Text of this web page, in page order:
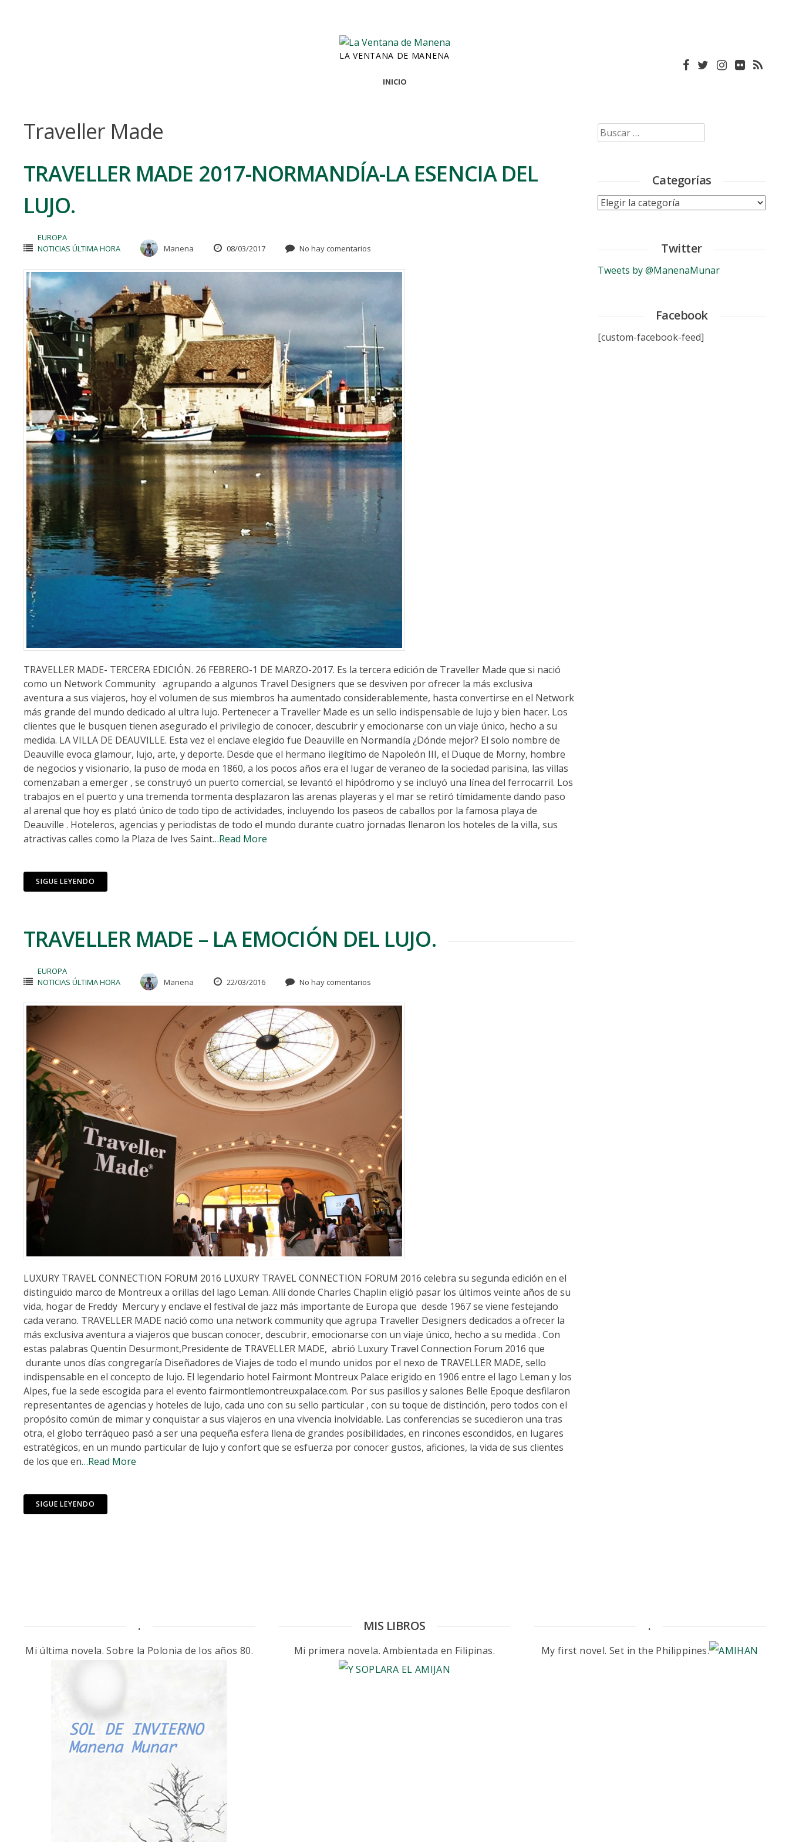
LA VENTANA DE MANENA
INICIO
Traveller Made
TRAVELLER MADE 2017-NORMANDÍA-LA ESENCIA DEL
LUJO.
EUROPA
NOTICIAS ÚLTIMA HORA
Manena 08/03/2017 No hay comentarios
TRAVELLER MADE- TERCERA EDICIÓN. 26 FEBRERO-1 DE MARZO-2017. Es la tercera edición de Traveller Made que si nació
como un Network Community agrupando a algunos Travel Designers que se desviven por ofrecer la más exclusiva
aventura a sus viajeros, hoy el volumen de sus miembros ha aumentado considerablemente, hasta convertirse en el Network
más grande del mundo dedicado al ultra lujo. Pertenecer a Traveller Made es un sello indispensable de lujo y bien hacer. Los
clientes que le busquen tienen asegurado el privilegio de conocer, descubrir y emocionarse con un viaje único, hecho a su
medida. LA VILLA DE DEAUVILLE. Esta vez el enclave elegido fue Deauville en Normandía ¿Dónde mejor? El solo nombre de
Deauville evoca glamour, lujo, arte, y deporte. Desde que el hermano ilegítimo de Napoleón III, el Duque de Morny, hombre
de negocios y visionario, la puso de moda en 1860, a los pocos años era el lugar de veraneo de la sociedad parisina, las villas
comenzaban a emerger , se construyó un puerto comercial, se levantó el hipódromo y se incluyó una línea del ferrocarril. Los
trabajos en el puerto y una tremenda tormenta desplazaron las arenas playeras y el mar se retiró tímidamente dando paso
al arenal que hoy es plató único de todo tipo de actividades, incluyendo los paseos de caballos por la famosa playa de
Deauville . Hoteleros, agencias y periodistas de todo el mundo durante cuatro jornadas llenaron los hoteles de la villa, sus
atractivas calles como la Plaza de Ives Saint…Read More
SIGUE LEYENDO
TRAVELLER MADE – LA EMOCIÓN DEL LUJO.
EUROPA
NOTICIAS ÚLTIMA HORA
Manena 22/03/2016 No hay comentarios
LUXURY TRAVEL CONNECTION FORUM 2016 LUXURY TRAVEL CONNECTION FORUM 2016 celebra su segunda edición en el
distinguido marco de Montreux a orillas del lago Leman. Allí donde Charles Chaplin eligió pasar los últimos veinte años de su
vida, hogar de Freddy Mercury y enclave el festival de jazz más importante de Europa que desde 1967 se viene festejando
cada verano. TRAVELLER MADE nació como una network community que agrupa Traveller Designers dedicados a ofrecer la
más exclusiva aventura a viajeros que buscan conocer, descubrir, emocionarse con un viaje único, hecho a su medida . Con
estas palabras Quentin Desurmont,Presidente de TRAVELLER MADE, abrió Luxury Travel Connection Forum 2016 que
durante unos días congregaría Diseñadores de Viajes de todo el mundo unidos por el nexo de TRAVELLER MADE, sello
indispensable en el concepto de lujo. El legendario hotel Fairmont Montreux Palace erigido en 1906 entre el lago Leman y los
Alpes, fue la sede escogida para el evento fairmontlemontreuxpalace.com. Por sus pasillos y salones Belle Epoque desfilaron
representantes de agencias y hoteles de lujo, cada uno con su sello particular , con su toque de distinción, pero todos con el
propósito común de mimar y conquistar a sus viajeros en una vivencia inolvidable. Las conferencias se sucedieron una tras
otra, el globo terráqueo pasó a ser una pequeña esfera llena de grandes posibilidades, en rincones escondidos, en lugares
estratégicos, en un mundo particular de lujo y confort que se esfuerza por conocer gustos, aficiones, la vida de sus clientes
de los que en…Read More
SIGUE LEYENDO
Buscar:
Categorías
Categorías
Twitter
Tweets by @ManenaMunar
Facebook
[custom-facebook-feed]
.
Mi última novela. Sobre la Polonia de los años 80.
MIS LIBROS
Mi primera novela. Ambientada en Filipinas.
.
My first novel. Set in the Philippines.